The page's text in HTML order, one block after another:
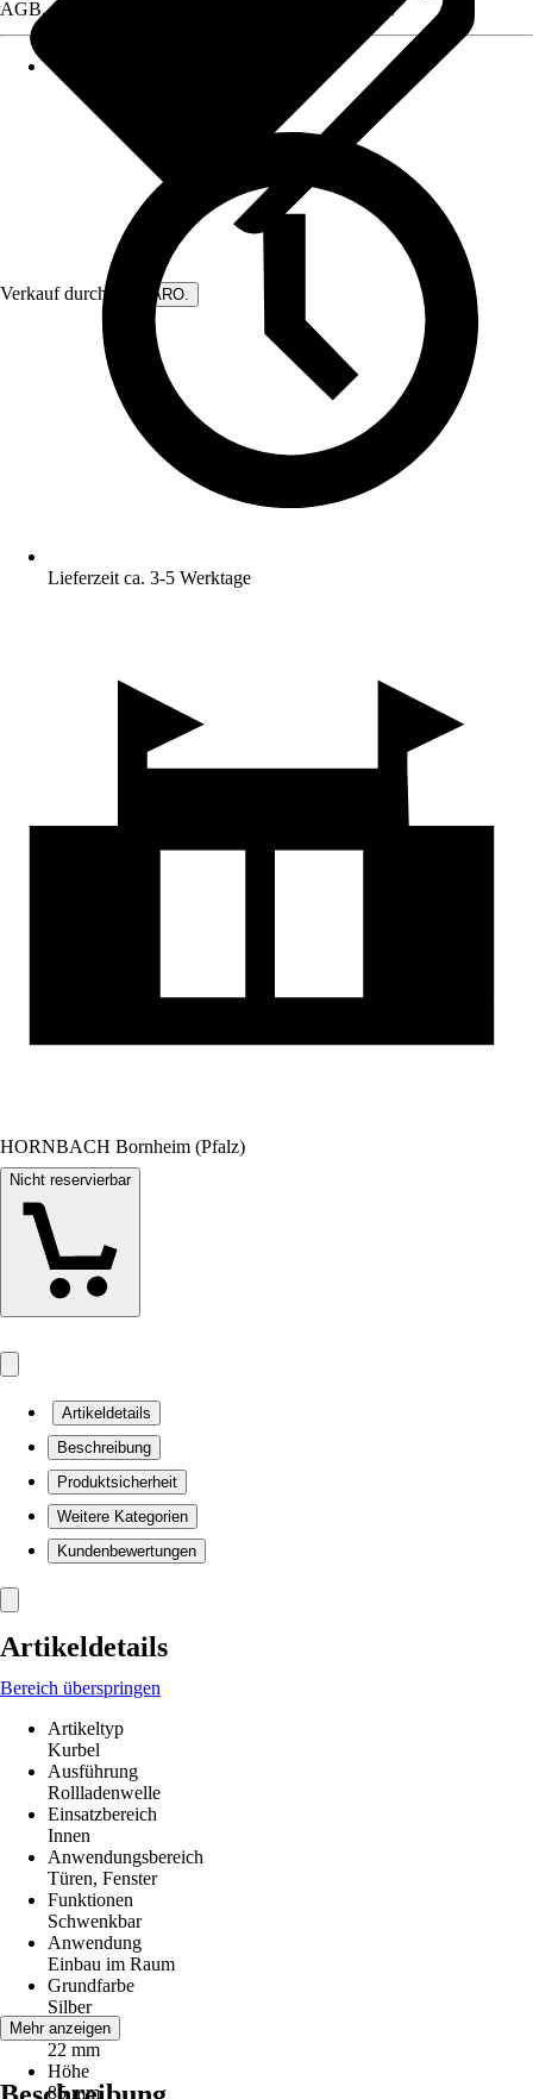
Verkauf durch: DIWARO.
AGB, finden Sie bei Klick auf den Verkäufernamen.
Lieferzeit ca. 3-5 Werktage
HORNBACH Bornheim (Pfalz)
Nicht reservierbar
Artikeldetails
Beschreibung
Produktsicherheit
Weitere Kategorien
Kundenbewertungen
Artikeldetails
Bereich überspringen
Artikeltyp
Kurbel
Ausführung
Rollladenwelle
Einsatzbereich
Innen
Anwendungsbereich
Türen, Fenster
Funktionen
Schwenkbar
Anwendung
Einbau im Raum
Grundfarbe
Silber
Breite
22 mm
Höhe
85 mm
Mehr anzeigen